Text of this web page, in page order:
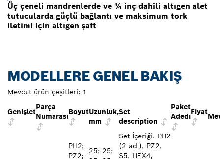
Üç çeneli mandrenlerde ve ¼ inç dahili altıgen alet
tutucularda güçlü bağlantı ve maksimum tork
iletimi için altıgen şaft
MODELLERE GENEL BAKIŞ
Mevcut ürün çeşitleri: 1
Genişlet
Parça
Numarası
BoyutUzunluk,
mm
Set
description
Paket
Adedi
Fiyat
PH2;
PZ2;
25; 25;
Set İçeriği: PH2
(2 ad.), PZ2,
S5, HEX4,